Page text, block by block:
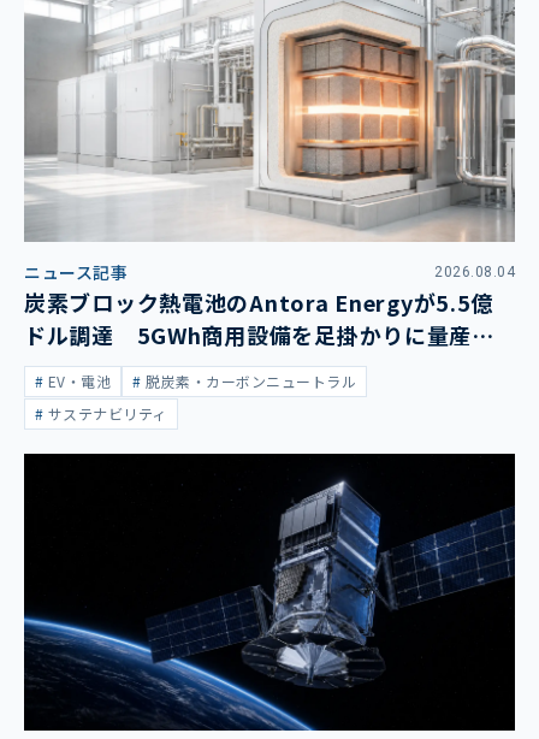
ニュース記事 2026.08.04
炭素ブロック熱電池のAntora Energyが5.5億
ドル調達 5GWh商用設備を足掛かりに量産拡
大EV・電池
脱炭素・カーボンニュートラル
サステナビリティ